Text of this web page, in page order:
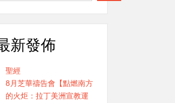
新發佈
聖經
8月芝華禱告會【點燃南方
的火炬：拉丁美洲宣教運